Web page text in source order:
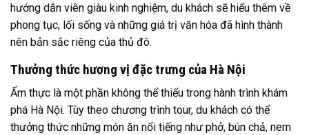
hướng dẫn viên giàu kinh nghiệm, du khách sẽ hiểu thêm về
phong tục, lối sống và những giá trị văn hóa đã hình thành
nên bản sắc riêng của thủ đô.
Thưởng thức hương vị đặc trưng của Hà Nội
Ẩm thực là một phần không thể thiếu trong hành trình khám
phá Hà Nội. Tùy theo chương trình tour, du khách có thể
thưởng thức những món ăn nổi tiếng như phở, bún chả, nem